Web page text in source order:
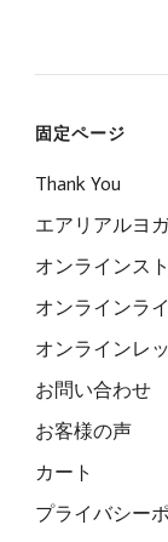
固定ページ
Thank You
エアリアルヨ
オンラインス
オンラインラ
オンラインレ
お問い合わせ
お客様の声
カート
プライバシー